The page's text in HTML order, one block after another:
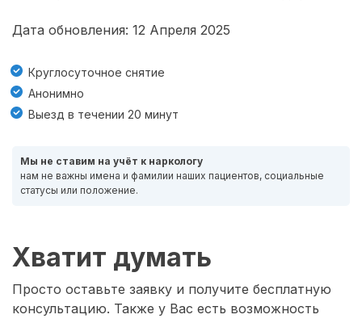
Дата обновления: 12 Апреля 2025
Круглосуточное снятие
Анонимно
Выезд в течении 20 минут
Мы не ставим на учёт к наркологу
нам не важны имена и фамилии наших пациентов, социальные
статусы или положение.
Хватит думать
Просто оставьте заявку и получите бесплатную
консультацию. Также у Вас есть возможность